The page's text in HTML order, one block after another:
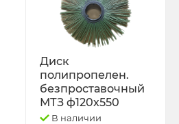
Диск
полипропелен.
безпроставочный
МТЗ ф120х550
В наличии